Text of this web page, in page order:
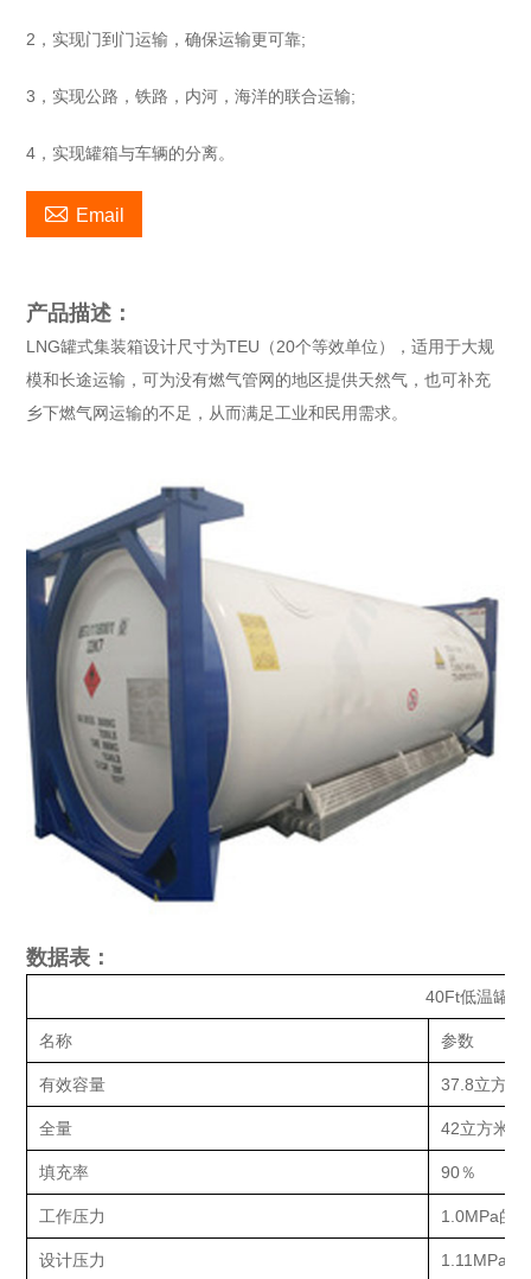
2，实现门到门运输，确保运输更可靠;
3，实现公路，铁路，内河，海洋的联合运输;
4，实现罐箱与车辆的分离。
 Email
产品描述：
LNG罐式集装箱设计尺寸为TEU（20个等效单位），适用于大规
模和长途运输，可为没有燃气管网的地区提供天然气，也可补充
乡下燃气网运输的不足，从而满足工业和民用需求。
数据表：
40Ft低温罐式
名称 参数
有效容量 37.8立方米
全量 42立方米
填充率 90％
工作压力 1.0MPa的
设计压力 1.11MPa